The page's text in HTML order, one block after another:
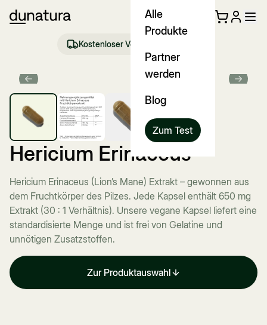
Alle
Produkte
Partner
werden
Blog
Zum Test
Kostenloser Versand ab €35 (DE)
Previous slide Next
Hericium Erinaceus
Hericium Erinaceus (Lion’s Mane) Extrakt – gewonnen aus
dem Fruchtkörper des Pilzes. Jede Kapsel enthält 650 mg
Extrakt (30 : 1 Verhältnis). Unsere vegane Kapsel liefert eine
standardisierte Menge und ist frei von Gelatine und
unnötigen Zusatzstoffen.
Zur Produktauswahl